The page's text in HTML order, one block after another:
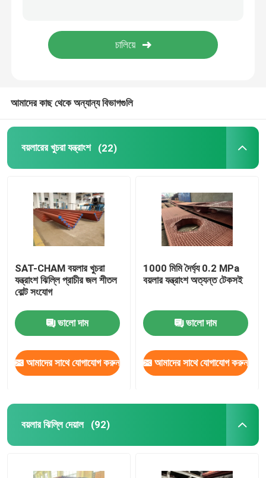
বিজোড় স্টেইনলেস টিউব
আমাদের কাছ থেকে অন্যান্য বিভাগগুলি
বয়লারের খুচরা যন্ত্রাংশ (22)
SAT-CHAM বয়লার খুচরা
যন্ত্রাংশ ঝিল্লি প্রাচীর জল শীতল
বোল্ট সংযোগ
ভালো দাম
আমাদের সাথে যোগাযোগ করুন
1000 মিমি দৈর্ঘ্য 0.2 MPa
বয়লার যন্ত্রাংশ অত্যন্ত টেকসই
ভালো দাম
আমাদের সাথে যোগাযোগ করুন
বয়লার ঝিল্লি দেয়াল (92)